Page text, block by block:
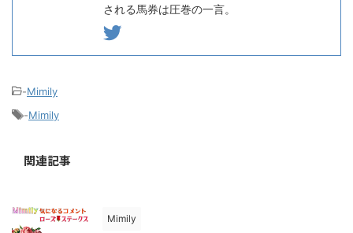
される馬券は圧巻の一言。
-Mimily
-Mimily
関連記事
Mimily